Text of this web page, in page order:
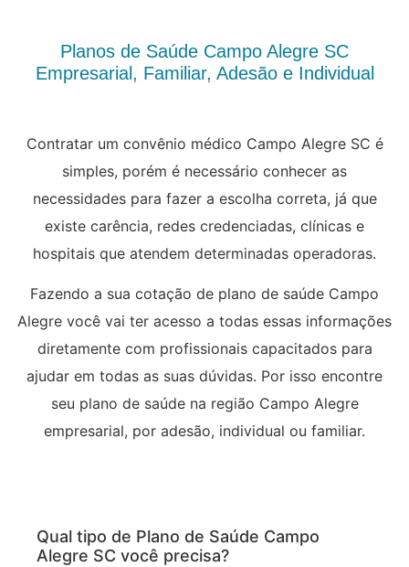
Planos de Saúde Campo Alegre SC
Empresarial, Familiar, Adesão e Individual
Contratar um convênio médico Campo Alegre SC é
simples, porém é necessário conhecer as
necessidades para fazer a escolha correta, já que
existe carência, redes credenciadas, clínicas e
hospitais que atendem determinadas operadoras.
Fazendo a sua cotação de plano de saúde Campo
Alegre você vai ter acesso a todas essas informações
diretamente com profissionais capacitados para
ajudar em todas as suas dúvidas. Por isso encontre
seu plano de saúde na região Campo Alegre
empresarial, por adesão, individual ou familiar.
Qual tipo de Plano de Saúde Campo
Alegre SC você precisa?